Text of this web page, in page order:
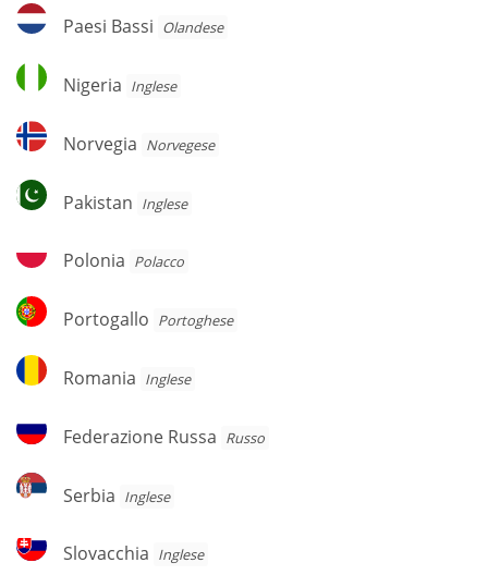
Paesi
Bassi
Paesi Bassi Olandese
Nigeria
Nigeria Inglese
Norvegia
Norvegia Norvegese
Pakistan
Pakistan Inglese
Polonia
Polonia Polacco
Portogallo
Portogallo Portoghese
Romania
Romania Inglese
Federazione
Russa
Federazione Russa Russo
Serbia
Serbia Inglese
Slovacchia
Slovacchia Inglese